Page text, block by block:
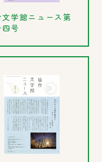
学館ニュース第
号